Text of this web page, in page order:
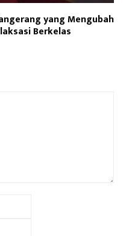
yang Mengubah
Berkelas